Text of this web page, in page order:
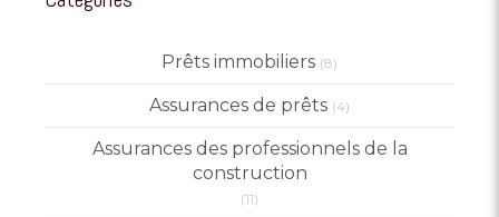
Prêts immobiliers (8)
Assurances de prêts (4)
Assurances des professionnels de la
construction
(11)